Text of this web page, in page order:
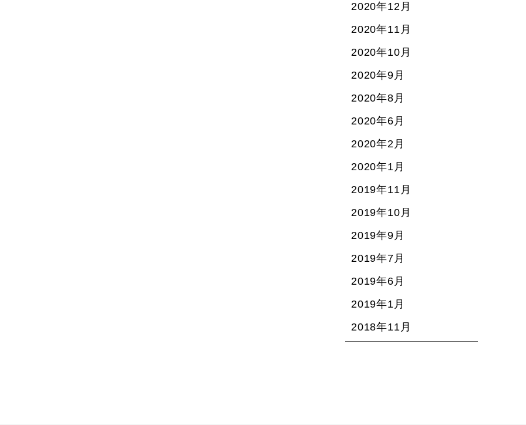
2020年12月
2020年11月
2020年10月
2020年9月
2020年8月
2020年6月
2020年2月
2020年1月
2019年11月
2019年10月
2019年9月
2019年7月
2019年6月
2019年1月
2018年11月